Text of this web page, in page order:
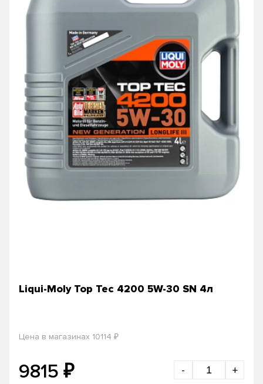
Liqui-Moly Top Tec 4200 5W-30 SN 4л
Цена в магазинах 10114 ₽
9815 ₽ - +